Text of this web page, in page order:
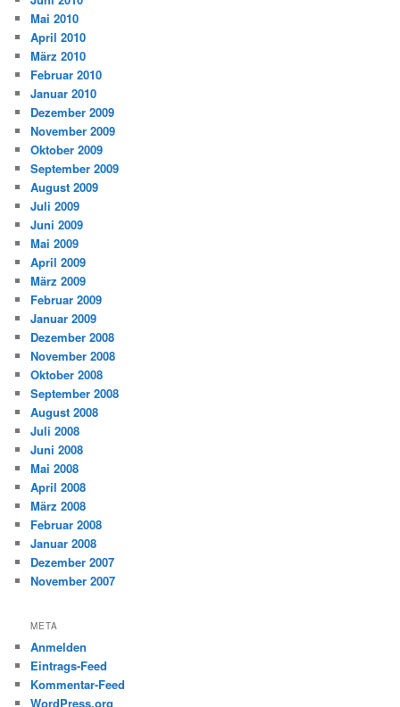
Mai 2010
April 2010
März 2010
Februar 2010
Januar 2010
Dezember 2009
November 2009
Oktober 2009
September 2009
August 2009
Juli 2009
Juni 2009
Mai 2009
April 2009
März 2009
Februar 2009
Januar 2009
Dezember 2008
November 2008
Oktober 2008
September 2008
August 2008
Juli 2008
Juni 2008
Mai 2008
April 2008
März 2008
Februar 2008
Januar 2008
Dezember 2007
November 2007
META
Anmelden
Eintrags-Feed
Kommentar-Feed
WordPress.org